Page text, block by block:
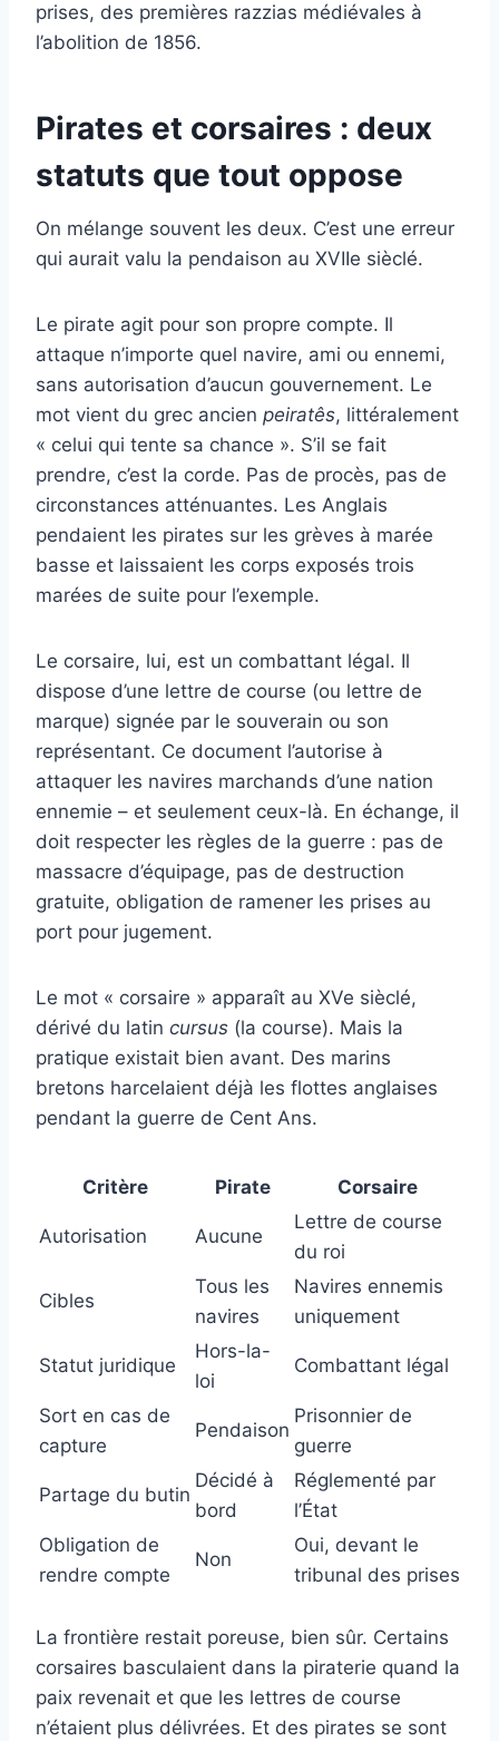
prises, des premières razzias médiévales à
l’abolition de 1856.
Pirates et corsaires : deux
statuts que tout oppose
On mélange souvent les deux. C’est une erreur
qui aurait valu la pendaison au XVIIe sièclé.
Le pirate agit pour son propre compte. Il
attaque n’importe quel navire, ami ou ennemi,
sans autorisation d’aucun gouvernement. Le
mot vient du grec ancien peiratês, littéralement
« celui qui tente sa chance ». S’il se fait
prendre, c’est la corde. Pas de procès, pas de
circonstances atténuantes. Les Anglais
pendaient les pirates sur les grèves à marée
basse et laissaient les corps exposés trois
marées de suite pour l’exemple.
Le corsaire, lui, est un combattant légal. Il
dispose d’une lettre de course (ou lettre de
marque) signée par le souverain ou son
représentant. Ce document l’autorise à
attaquer les navires marchands d’une nation
ennemie – et seulement ceux-là. En échange, il
doit respecter les règles de la guerre : pas de
massacre d’équipage, pas de destruction
gratuite, obligation de ramener les prises au
port pour jugement.
Le mot « corsaire » apparaît au XVe sièclé,
dérivé du latin cursus (la course). Mais la
pratique existait bien avant. Des marins
bretons harcelaient déjà les flottes anglaises
pendant la guerre de Cent Ans.
Critère Pirate Corsaire
Autorisation Aucune
Lettre de course
du roi
Cibles
Tous les
navires
Navires ennemis
uniquement
Statut juridique
Hors-la-
loi
Combattant légal
Sort en cas de
capture
Pendaison
Prisonnier de
guerre
Partage du butin
Décidé à
bord
Réglementé par
l’État
Obligation de
rendre compte
Non
Oui, devant le
tribunal des prises
La frontière restait poreuse, bien sûr. Certains
corsaires basculaient dans la piraterie quand la
paix revenait et que les lettres de course
n’étaient plus délivrées. Et des pirates se sont